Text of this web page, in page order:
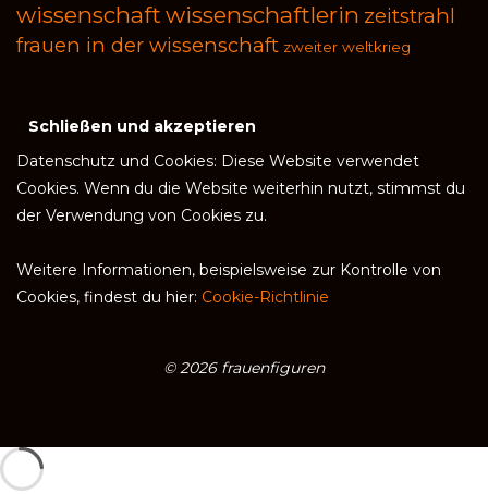
wissenschaft wissenschaftlerin zeitstrahl
frauen in der wissenschaft zweiter weltkrieg
Datenschutz und Cookies: Diese Website verwendet
Cookies. Wenn du die Website weiterhin nutzt, stimmst du
der Verwendung von Cookies zu.
Weitere Informationen, beispielsweise zur Kontrolle von
Cookies, findest du hier: Cookie-Richtlinie
© 2026 frauenfiguren